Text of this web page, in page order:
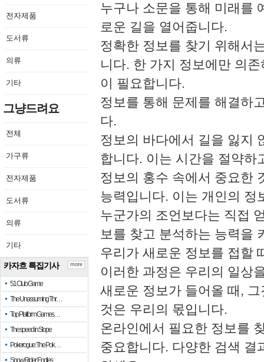
전자제품
도서류
의류
기타
그냥드려요
전체
가구류
전자제품
도서류
의류
기타
카자흐 특집기사
51 Club Game
The Unassuming Thr…
Top Platform Games…
The speed in Slope
Pokerogue: The Pok…
Snow Rider: Endles…
more
누구나 소문을 통해 미래를
로운 길을 열어줍니다.
정확한 정보를 찾기 위해서
니다. 한 가지 정보에만 의
이 필요합니다.
정보를 통해 문제를 해결하
다.
정보의 바다에서 길을 잃지
합니다. 이는 시간을 절약하
정보의 홍수 속에서 중요한
능력입니다. 이는 개인의 정
누군가의 조언보다는 직접
보를 찾고 분석하는 능력을
우리가 새로운 정보를 접할
이러한 과정은 우리의 일상
새로운 정보가 들어올 때,
것은 우리의 몫입니다.
온라인에서 필요한 정보를
중요합니다. 다양한 검색 결